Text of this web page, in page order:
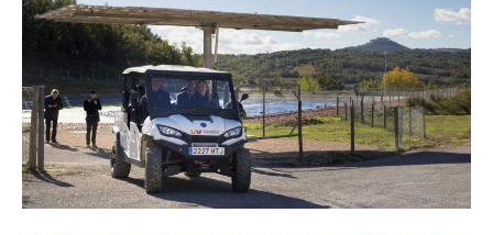
ενέργεια
αμπελοοινικό
τομέα
–
Μια
βιώσιμη